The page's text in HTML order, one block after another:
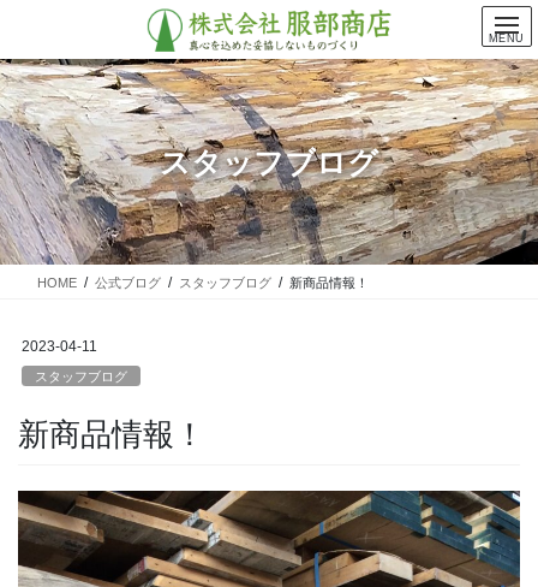
テ
ン
ツ
に
移
動
ゲ
ー
シ
ョ
ン
に
移
動
スタッフブログ
HOME 公式ブログ スタッフブログ 新商品情報！
2023-04-11
スタッフブログ
新商品情報！
MENU